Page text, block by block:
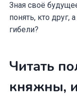
Зная своё
понять, кто друг,
гибели?
Читать
княжны,